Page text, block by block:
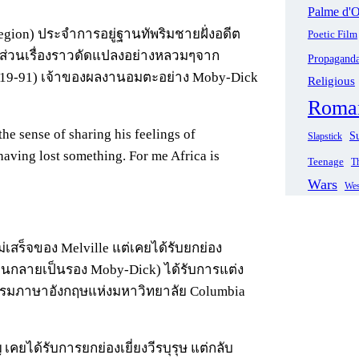
ประจำการอยู่ฐานทัพริมชายฝั่งอดีต
นเรื่องราวดัดแปลงอย่างหลวมๆจาก
91) เจ้าของผลงานอมตะอย่าง Moby-Dick
sense of sharing his feelings of
lost something. For me Africa is
สร็จของ Melville แต่เคยได้รับยกย่อง
ลายเป็นรอง Moby-Dick) ได้รับการแต่ง
มภาษาอังกฤษแห่งมหาวิทยาลัย Columbia
คยได้รับการยกย่องเยี่ยงวีรบุรุษ แต่กลับ
Palme
Poetic Film
Religious
Slapstick
Teenage
Wars